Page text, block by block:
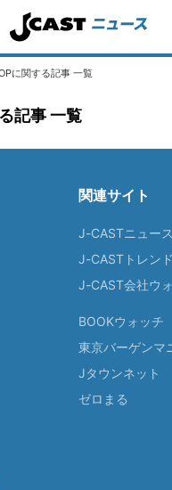
に関する記事 一覧
記事 一覧
関連サイト
J-CASTニュース
J-CASTトレンド
J-CAST会社ウ
BOOKウォッチ
東京バーゲンマ
Jタウンネット
ゼロまる